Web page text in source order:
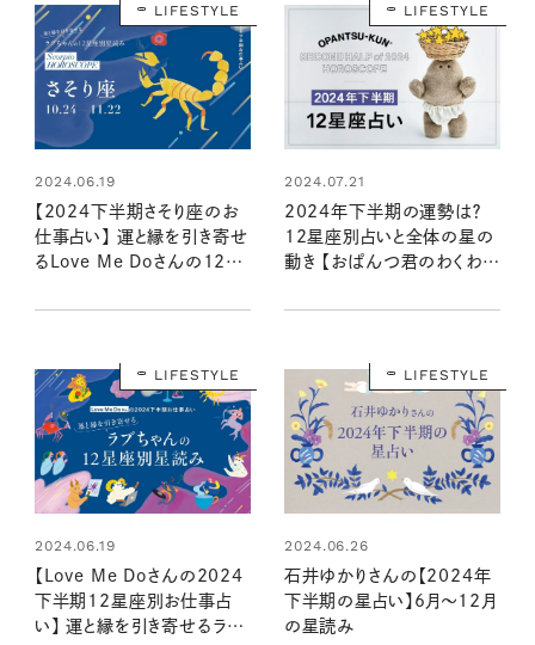
LIFESTYLE
2024.06.19
【2024下半期さそり座のお
仕事占い】 運と縁を引き寄せ
るLove Me Doさんの12星
LIFESTYLE
2024.07.21
2024年下半期の運勢は？
12星座別占いと全体の星の
動き 【おぱんつ君のわくわく
LIFESTYLE
2024.06.19
【Love Me Doさんの2024
下半期12星座別お仕事占
い】 運と縁を引き寄せるラブ
LIFESTYLE
2024.06.26
石井ゆかりさんの【2024年
下半期の星占い】6月～12月
の星読み